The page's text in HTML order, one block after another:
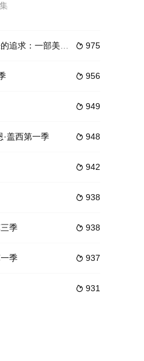
Playa）的主要投资人Ike
 975
一部美国史第一季
 956
 949
 948
·盖西第一季
 942
 938
 938
季
 937
季
 931